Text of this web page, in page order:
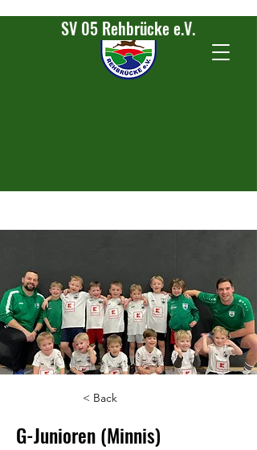
SV 05 Rehbrücke e.V.
< Back
G-Junioren (Minnis)